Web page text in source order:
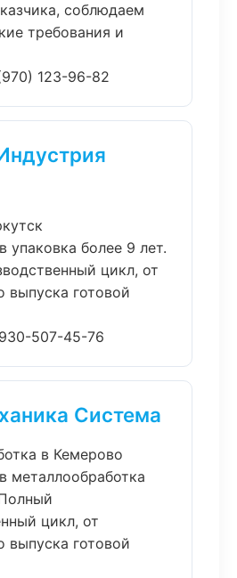
соблюдаем
требования и
123-96-82
упаковка более 9 лет.
цикл, от
выпуска готовой
507-45-76
Система
в Кемерово
металлообработка
цикл, от
выпуска готовой